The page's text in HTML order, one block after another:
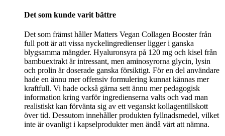
Det som kunde varit bättre
Det som främst håller Matters Vegan Collagen Booster från
full pott är att vissa nyckelingredienser ligger i ganska
blygsamma mängder. Hyaluronsyra på 120 mg och kisel från
bambuextrakt är intressant, men aminosyrorna glycin, lysin
och prolin är doserade ganska försiktigt. För en del användare
hade en ännu mer offensiv formulering kunnat kännas mer
kraftfull. Vi hade också gärna sett ännu mer pedagogisk
information kring varför ingredienserna valts och vad man
realistiskt kan förvänta sig av ett veganskt kollagentillskott
över tid. Dessutom innehåller produkten fyllnadsmedel, vilket
inte är ovanligt i kapselprodukter men ändå värt att nämna.